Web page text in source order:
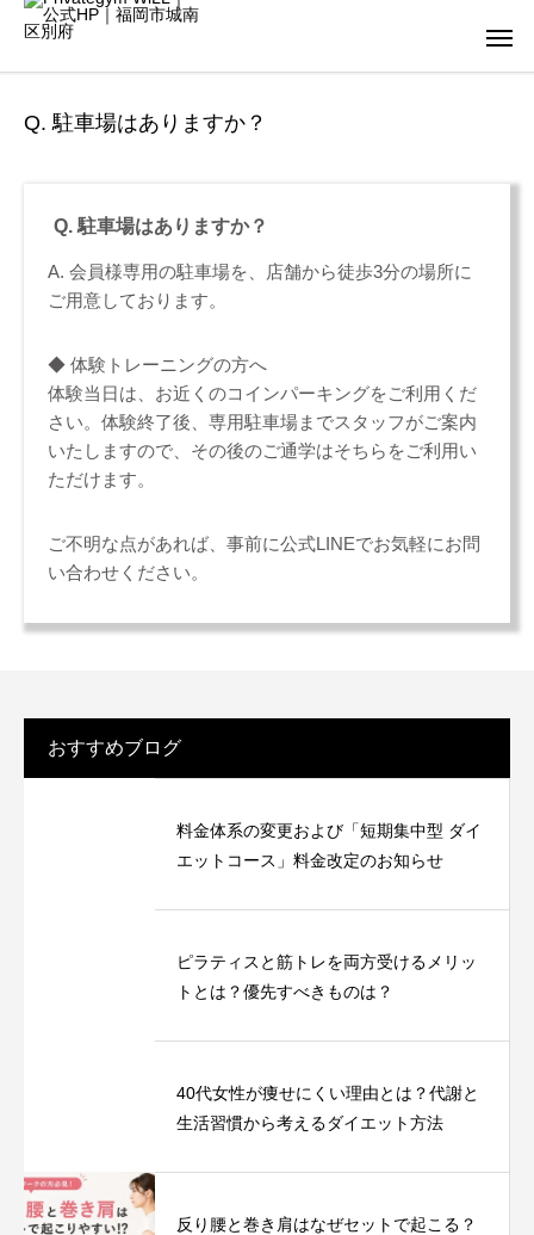
Q. 駐車場はありますか？
Q. 駐車場はありますか？
A. 会員様専用の駐車場を、店舗から徒歩3分の場所に
ご用意しております。
◆ 体験トレーニングの方へ
体験当日は、お近くのコインパーキングをご利用くだ
さい。体験終了後、専用駐車場までスタッフがご案内
いたしますので、その後のご通学はそちらをご利用い
ただけます。
ご不明な点があれば、事前に公式LINEでお気軽にお問
い合わせください。
おすすめブログ
料金体系の変更および「短期集中型 ダイ
エットコース」料金改定のお知らせ
ピラティスと筋トレを両方受けるメリッ
トとは？優先すべきものは？
40代女性が痩せにくい理由とは？代謝と
生活習慣から考えるダイエット方法
反り腰と巻き肩はなぜセットで起こる？